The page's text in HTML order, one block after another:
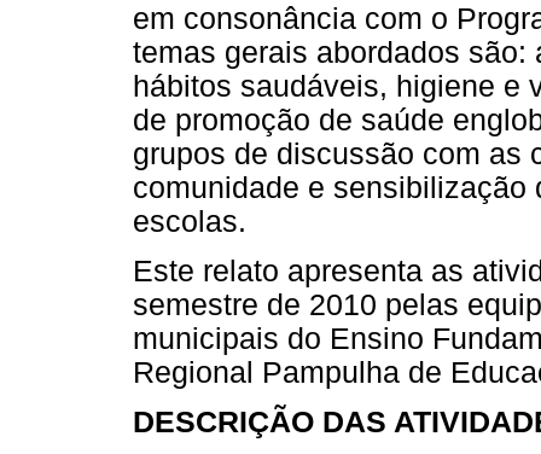
em consonância com o
temas gerais abordados
hábitos saudáveis, higiene e
de promoção de saúde
grupos de discussão com as
comunidade e sensibilização
escolas.
Este relato apresenta as
semestre de 2010 pelas
municipais do Ensino
Regional Pampulha de
DESCRIÇÃO DAS